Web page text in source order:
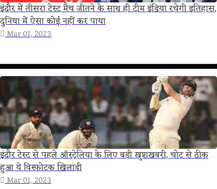
इंदौर में तीसरा टेस्ट मैच जीतने के साथ ही टीम इंडिया रचेगी इतिहास,
दुनिया में ऐसा कोई नहीं कर पाया
Mar 01, 2023
इंदौर टेस्ट से पहले ऑस्ट्रेलिया के लिए बड़ी खुशखबरी, चोट से ठीक
हुआ ये विस्फोटक खिलाड़ी
Mar 01, 2023